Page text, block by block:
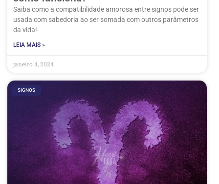
Saiba como a compatibilidade amorosa entre signos pode ser
usada com sabedoria ao ser somada com outros parâmetros
da vida!
LEIA MAIS »
janeiro 4, 2024
SIGNOS